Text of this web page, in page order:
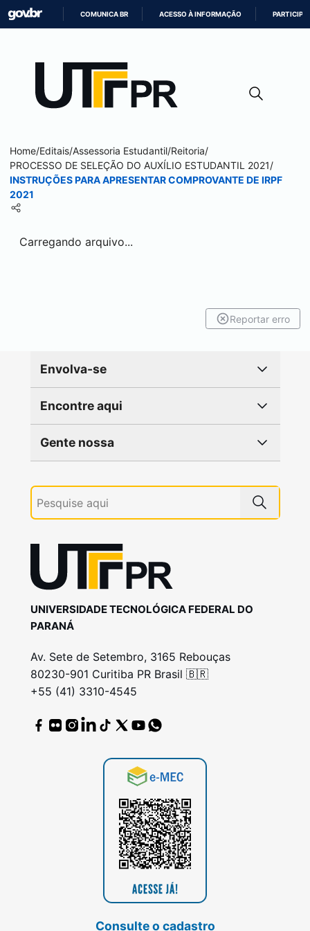
CONTEÚDO
COMUNICA BR ACESSO À INFORMAÇÃO PARTICIPE
Home/Editais/Assessoria Estudantil/Reitoria/
PROCESSO DE SELEÇÃO DO AUXÍLIO ESTUDANTIL 2021/
INSTRUÇÕES PARA APRESENTAR COMPROVANTE DE IRPF
2021
Carregando arquivo...
Reportar erro
Envolva-se
Encontre aqui
Gente nossa
UNIVERSIDADE TECNOLÓGICA FEDERAL DO
PARANÁ
Av. Sete de Setembro, 3165 Rebouças
80230-901 Curitiba PR Brasil 🇧🇷
+55 (41) 3310-4545
Consulte o cadastro